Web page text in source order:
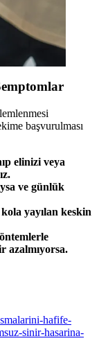
başvurulması
elinizi veya
ve günlük
yayılan keskin
azalmıyorsa.
hafife-
sinir-hasarina-